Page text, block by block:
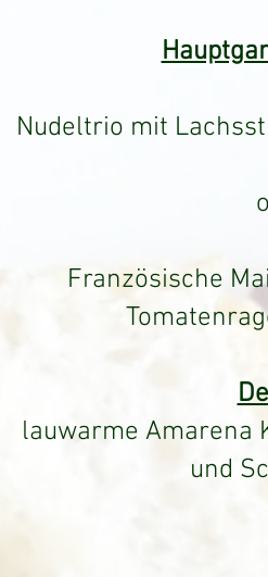
Nudeltrio mit
Französische
lauwarme Amarena
und